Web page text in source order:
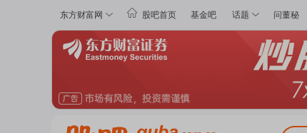
东方财富网 股吧首页 基金吧 话题 问董秘